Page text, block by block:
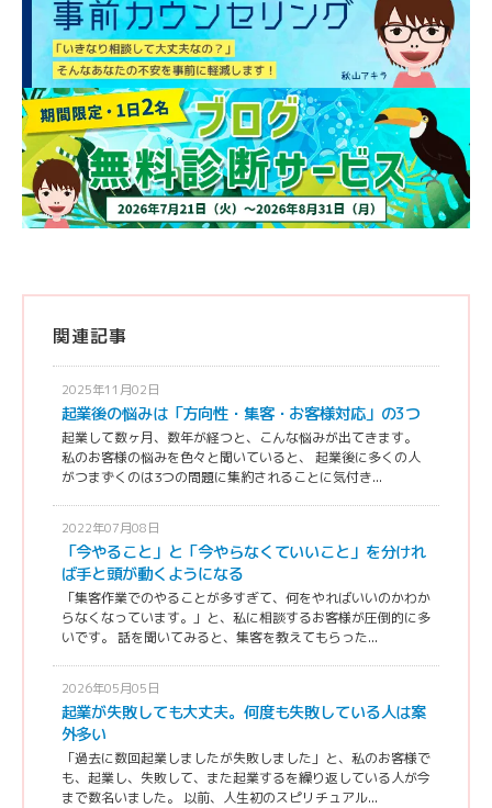
関連記事
2025年11月02日
起業後の悩みは「方向性・集客・お客様対応」の3つ
起業して数ヶ月、数年が経つと、こんな悩みが出てきます。
私のお客様の悩みを色々と聞いていると、 起業後に多くの人
がつまずくのは3つの問題に集約されることに気付き...
2022年07月08日
「今やること」と「今やらなくていいこと」を分けれ
ば手と頭が動くようになる
「集客作業でのやることが多すぎて、何をやればいいのかわか
らなくなっています。」と、私に相談するお客様が圧倒的に多
いです。 話を聞いてみると、集客を教えてもらった...
2026年05月05日
起業が失敗しても大丈夫。何度も失敗している人は案
外多い
「過去に数回起業しましたが失敗しました」と、私のお客様で
も、起業し、失敗して、また起業するを繰り返している人が今
まで数名いました。 以前、人生初のスピリチュアル...